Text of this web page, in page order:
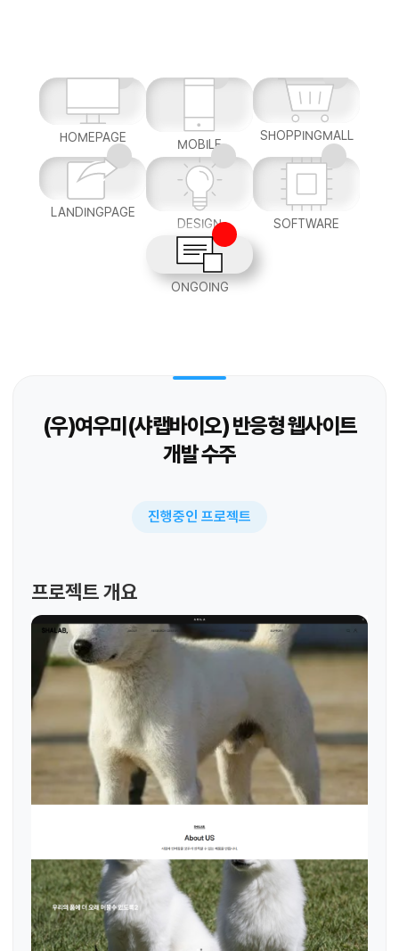
HOMEPAGE MOBILE
SHOPPINGMALL
LANDINGPAGE
DESIGN
SOFTWARE
ONGOING
(우)여우미(샤랩바이오) 반응형 웹사이트
개발 수주
진행중인 프로젝트
프로젝트 개요